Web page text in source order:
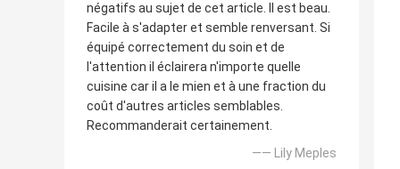
négatifs au sujet de cet article. Il est beau.
Facile à s'adapter et semble renversant. Si
équipé correctement du soin et de
l'attention il éclairera n'importe quelle
cuisine car il a le mien et à une fraction du
coût d'autres articles semblables.
Recommanderait certainement.
—— Lily Meples